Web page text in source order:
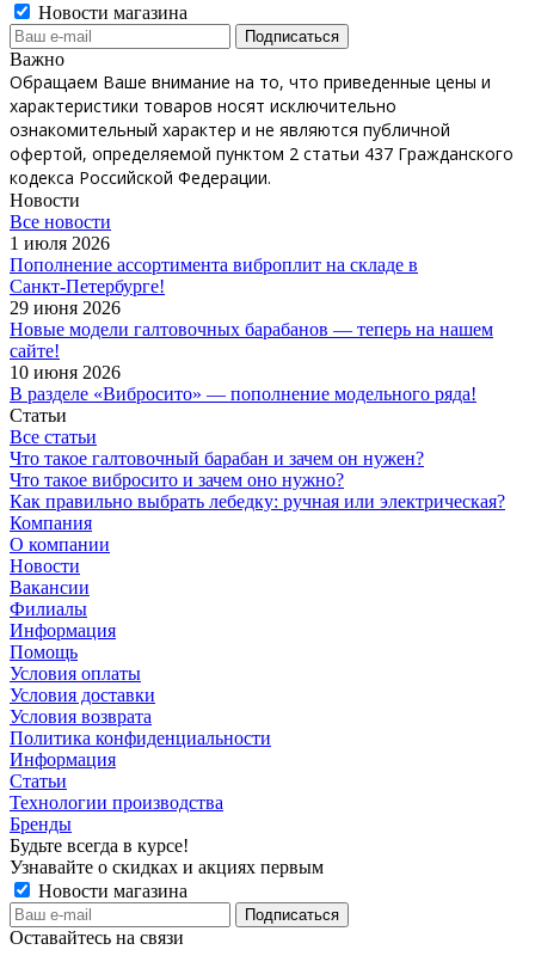
Новости магазина
Важно
Обращаем Ваше внимание на то, что приведенные цены и
характеристики товаров носят исключительно
ознакомительный характер и не являются публичной
офертой, определяемой пунктом 2 статьи 437 Гражданского
кодекса Российской Федерации.
Новости
Все новости
1 июля 2026
Пополнение ассортимента виброплит на складе в
Санкт‑Петербурге!
29 июня 2026
Новые модели галтовочных барабанов — теперь на нашем
сайте!
10 июня 2026
В разделе «Вибросито» — пополнение модельного ряда!
Статьи
Все статьи
Что такое галтовочный барабан и зачем он нужен?
Что такое вибросито и зачем оно нужно?
Как правильно выбрать лебедку: ручная или электрическая?
Компания
О компании
Новости
Вакансии
Филиалы
Информация
Помощь
Условия оплаты
Условия доставки
Условия возврата
Политика конфиденциальности
Информация
Статьи
Технологии производства
Бренды
Будьте всегда в курсе!
Узнавайте о скидках и акциях первым
Новости магазина
Оставайтесь на связи